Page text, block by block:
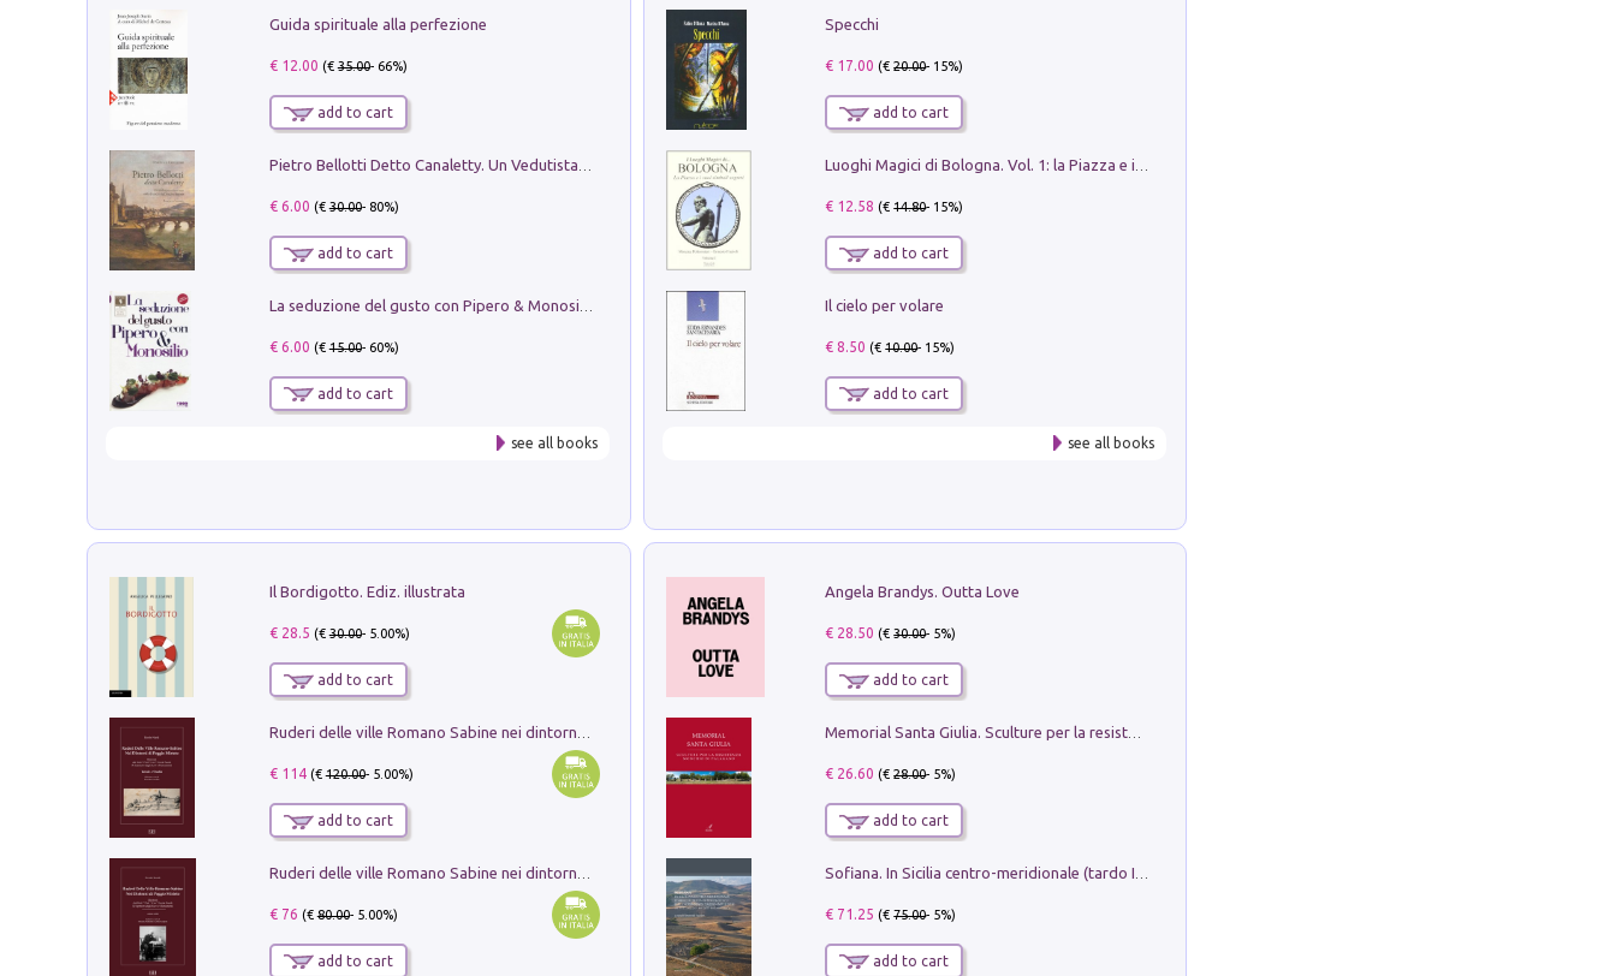
Guida spirituale alla perfezione
€ 12.00 (€35.00- 66%)
add to cart
€ 6.00 (€30.00- 80%)
add to cart
€ 6.00 (€15.00- 60%)
add to cart
see all books
Specchi
€ 17.00 (€20.00- 15%)
add to cart
€ 12.58 (€14.80- 15%)
add to cart
Il cielo per volare
€ 8.50 (€10.00- 15%)
add to cart
see all books
Il Bordigotto. Ediz. illustrata
€ 28.5 (€30.00- 5.00%)
add to cart
€ 114(€120.00- 5.00%)
add to cart
€ 76 (€80.00- 5.00%)
add to cart
Angela Brandys. Outta Love
€ 28.50 (€30.00- 5%)
add to cart
€ 26.60 (€28.00- 5%)
add to cart
€ 71.25 (€75.00- 5%)
add to cart